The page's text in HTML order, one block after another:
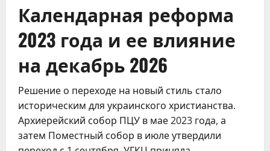
Календарная реформа
2023 года и ее влияние
на декабрь 2026
Решение о переходе на новый стиль стало
историческим для украинского христианства.
Архиерейский собор ПЦУ в мае 2023 года, а
затем Поместный собор в июле утвердили